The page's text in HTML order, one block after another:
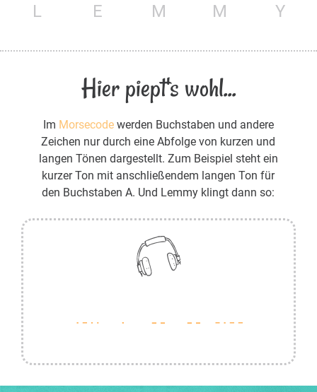
L E M M Y
Hier piept's wohl...
Im Morsecodewerden Buchstaben und andere
Zeichen nur durch eine Abfolge von kurzen und
langen Tönen dargestellt. Zum Beispiel steht ein
kurzer Ton mit anschließendem langen Ton für
den Buchstaben A. Und Lemmy klingt dann so: